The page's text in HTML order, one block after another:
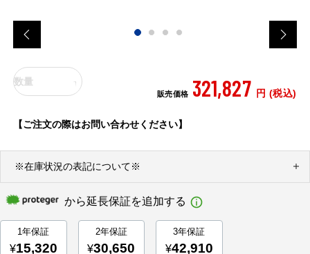
数量
販売価格 321,827 円 (税込)
【ご注文の際はお問い合わせください】
※在庫状況の表記について※